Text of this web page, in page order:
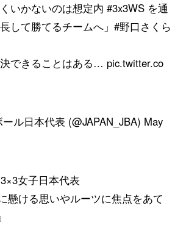
いかないのは想定内 #3x3WSを通
して勝てるチームへ」 #野口さくら
できることはある… pic.twitter.co
ル日本代表 (@JAPAN_JBA) May
女子日本代表
懸ける思いやルーツに焦点をあて